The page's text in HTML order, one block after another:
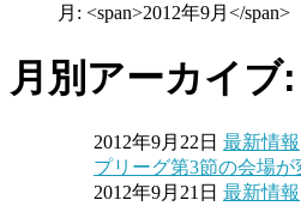
月: <span>2012年9月</span>
月別アーカイブ
2012年9月22日 最新情報
プリーグ第3節の会場が
2012年9月21日 最新情報